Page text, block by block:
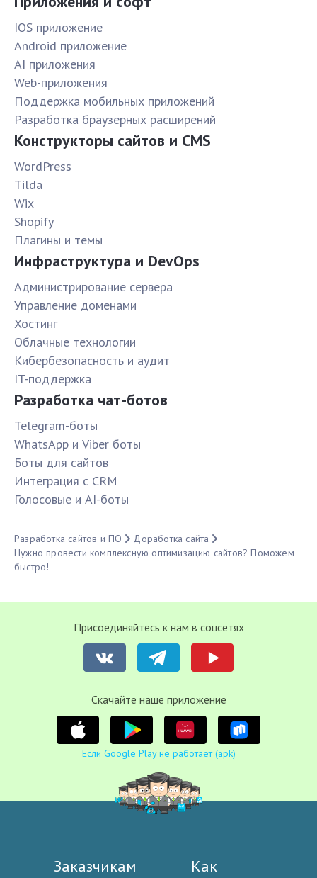
IOS приложение
Android приложение
AI приложения
Web-приложения
Поддержка мобильных приложений
Разработка браузерных расширений
Конструкторы сайтов и CMS
WordPress
Tilda
Wix
Shopify
Плагины и темы
Инфраструктура и DevOps
Администрирование сервера
Управление доменами
Хостинг
Облачные технологии
Кибербезопасность и аудит
IT-поддержка
Разработка чат-ботов
Telegram-боты
WhatsApp и Viber боты
Боты для сайтов
Интеграция с CRM
Голосовые и AI-боты
Разработка сайтов и ПО
Доработка сайта
Нужно провести комплексную оптимизацию сайтов? Поможем
быстро!
Присоединяйтесь к нам в соцсетях
Cкачайте наше приложение
Если Google Play не работает (apk)
Заказчикам
Как